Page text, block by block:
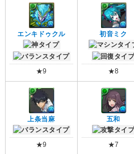
エンキドゥクル
★9
初音ミク
★8
上条当麻
★9
五和
★7